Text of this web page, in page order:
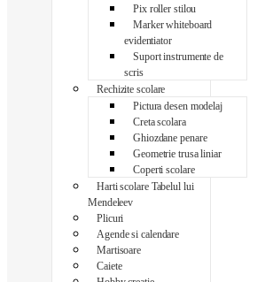
Pix roller stilou
Marker whiteboard
evidentiator
Suport instrumente de
scris
Rechizite scolare
Pictura desen modelaj
Creta scolara
Ghiozdane penare
Geometrie trusa liniar
Coperti scolare
Harti scolare Tabelul lui
Mendeleev
Plicuri
Agende si calendare
Martisoare
Caiete